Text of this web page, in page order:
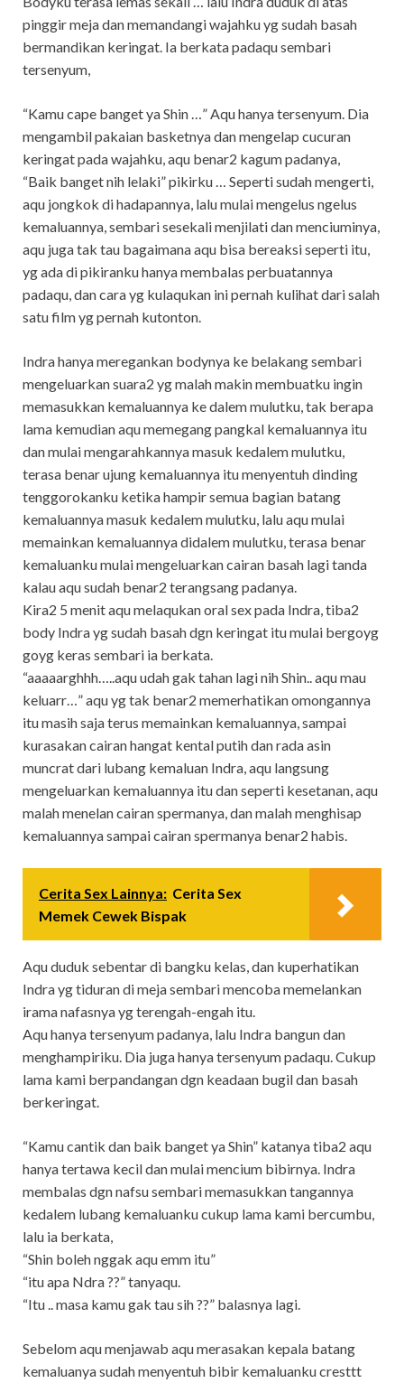
pinggir meja dan memandangi wajahku yg sudah basah
bermandikan keringat. Ia berkata padaqu sembari
tersenyum,
“Kamu cape banget ya Shin …” Aqu hanya tersenyum. Dia
mengambil pakaian basketnya dan mengelap cucuran
keringat pada wajahku, aqu benar2 kagum padanya,
“Baik banget nih lelaki” pikirku … Seperti sudah mengerti,
aqu jongkok di hadapannya, lalu mulai mengelus ngelus
kemaluannya, sembari sesekali menjilati dan menciuminya,
aqu juga tak tau bagaimana aqu bisa bereaksi seperti itu,
yg ada di pikiranku hanya membalas perbuatannya
padaqu, dan cara yg kulaqukan ini pernah kulihat dari salah
satu film yg pernah kutonton.
Indra hanya meregankan bodynya ke belakang sembari
mengeluarkan suara2 yg malah makin membuatku ingin
memasukkan kemaluannya ke dalem mulutku, tak berapa
lama kemudian aqu memegang pangkal kemaluannya itu
dan mulai mengarahkannya masuk kedalem mulutku,
terasa benar ujung kemaluannya itu menyentuh dinding
tenggorokanku ketika hampir semua bagian batang
kemaluannya masuk kedalem mulutku, lalu aqu mulai
memainkan kemaluannya didalem mulutku, terasa benar
kemaluanku mulai mengeluarkan cairan basah lagi tanda
kalau aqu sudah benar2 terangsang padanya.
Kira2 5 menit aqu melaqukan oral sex pada Indra, tiba2
body Indra yg sudah basah dgn keringat itu mulai bergoyg
goyg keras sembari ia berkata.
“aaaaarghhh…..aqu udah gak tahan lagi nih Shin.. aqu mau
keluarr…” aqu yg tak benar2 memerhatikan omongannya
itu masih saja terus memainkan kemaluannya, sampai
kurasakan cairan hangat kental putih dan rada asin
muncrat dari lubang kemaluan Indra, aqu langsung
mengeluarkan kemaluannya itu dan seperti kesetanan, aqu
malah menelan cairan spermanya, dan malah menghisap
kemaluannya sampai cairan spermanya benar2 habis.
Cerita Sex Lainnya: Cerita Sex
Memek Cewek Bispak
Aqu duduk sebentar di bangku kelas, dan kuperhatikan
Indra yg tiduran di meja sembari mencoba memelankan
irama nafasnya yg terengah-engah itu.
Aqu hanya tersenyum padanya, lalu Indra bangun dan
menghampiriku. Dia juga hanya tersenyum padaqu. Cukup
lama kami berpandangan dgn keadaan bugil dan basah
berkeringat.
“Kamu cantik dan baik banget ya Shin” katanya tiba2 aqu
hanya tertawa kecil dan mulai mencium bibirnya. Indra
membalas dgn nafsu sembari memasukkan tangannya
kedalem lubang kemaluanku cukup lama kami bercumbu,
lalu ia berkata,
“Shin boleh nggak aqu emm itu”
“itu apa Ndra ??” tanyaqu.
“Itu .. masa kamu gak tau sih ??” balasnya lagi.
Sebelom aqu menjawab aqu merasakan kepala batang
kemaluanya sudah menyentuh bibir kemaluanku cresttt